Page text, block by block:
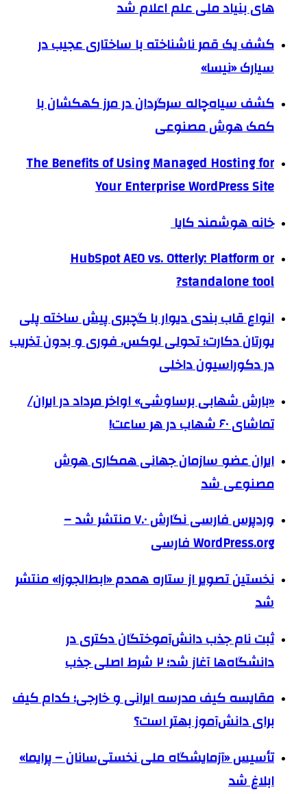
های بنیاد ملی علم اعلام شد
کشف یک قمر ناشناخته با ساختاری عجیب در
سیارک «نیسا»
کشف سیاه‌چاله سرگردان در مرز کهکشان با
کمک هوش مصنوعی
The Benefits of Using Managed Hosting for
Your Enterprise WordPress Site
خانه هوشمند کایا
HubSpot AEO vs. Otterly: Platform or
standalone tool?
انواع قاب بندی دیوار با گچبری پیش ساخته پلی
یورتان دکارت؛ تحولی لوکس، فوری و بدون تخریب
در دکوراسیون داخلی
«بارش شهابی برساوشی» اواخر مرداد در ایران/
تماشای ۶۰ شهاب در هر ساعت!
ایران عضو سازمان جهانی همکاری هوش
مصنوعی شد
وردپرس فارسی نگارش ۷.۰ منتشر شد –
WordPress.org فارسی
نخستین تصویر از ستاره همدم «ابط‌الجوزا» منتشر
شد
ثبت نام جذب دانش‌آموختگان دکتری در
دانشگاه‌ها آغاز شد؛ ۲ شرط اصلی جذب
مقایسه کیف مدرسه ایرانی و خارجی؛ کدام کیف
برای دانش‌آموز بهتر است؟
تأسیس «آزمایشگاه ملی نخستی‌سانان – پرایما»
ابلاغ شد